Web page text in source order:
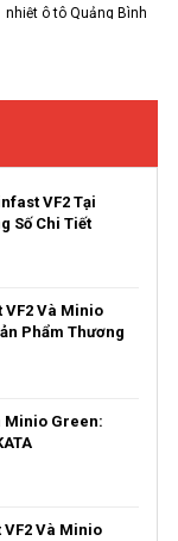
nhiệt ô tô Quảng Bình
VF2 Tại
Số Chi Tiết
VF2 Và Minio
Phẩm Thương
Minio Green:
Và Minio